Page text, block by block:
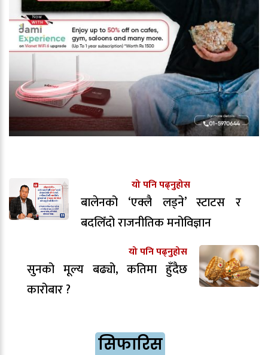
यो पनि पढ्नुहोस
बालेनको ‘एक्लै लड्ने’ स्टाटस र
बदलिँदो राजनीतिक मनोविज्ञान
यो पनि पढ्नुहोस
सुनको मूल्य बढ्यो, कतिमा हुँदैछ
कारोबार ?
सिफारिस